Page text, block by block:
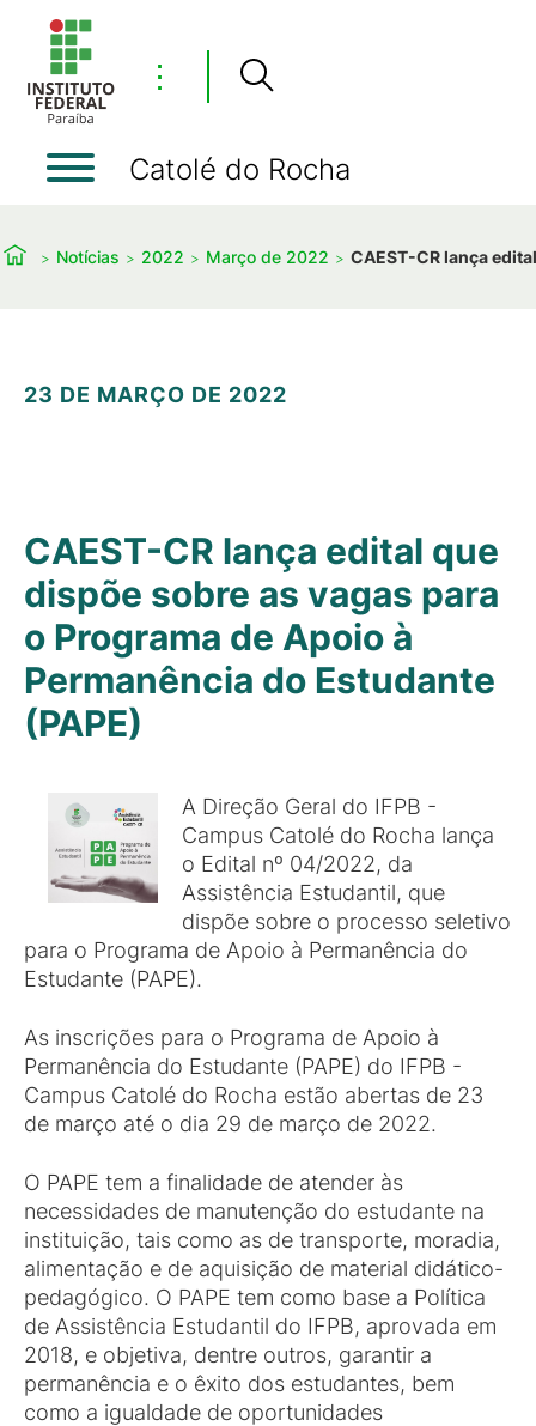
⋮
Catolé do Rocha
Notícias 2022 Março de 2022 CAEST-CR lança
23 DE MARÇO DE 2022
CAEST-CR lança edital que
dispõe sobre as vagas para
o Programa de Apoio à
Permanência do Estudante
(PAPE)
A Direção Geral do IFPB -
Campus Catolé do Rocha lança
o Edital nº 04/2022, da
Assistência Estudantil, que
dispõe sobre o processo seletivo
para o Programa de Apoio à Permanência do
Estudante (PAPE).
As inscrições para o Programa de Apoio à
Permanência do Estudante (PAPE) do IFPB -
Campus Catolé do Rocha estão abertas de 23
de março até o dia 29 de março de 2022.
O PAPE tem a finalidade de atender às
necessidades de manutenção do estudante na
instituição, tais como as de transporte, moradia,
alimentação e de aquisição de material didático-
pedagógico. O PAPE tem como base a Política
de Assistência Estudantil do IFPB, aprovada em
2018, e objetiva, dentre outros, garantir a
permanência e o êxito dos estudantes, bem
como a igualdade de oportunidades